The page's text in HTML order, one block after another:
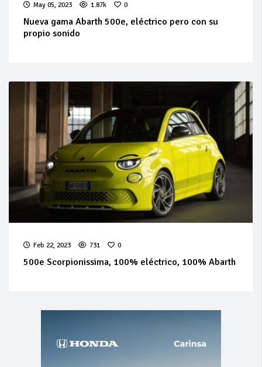
May 05, 2023 1.87k 0
Nueva gama Abarth 500e, eléctrico pero con su
propio sonido
Feb 22, 2023 731 0
500e Scorpionissima, 100% eléctrico, 100% Abarth